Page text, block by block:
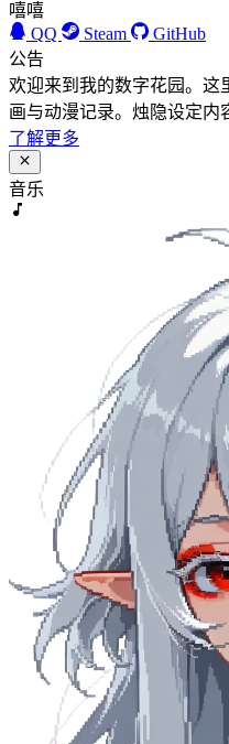
嘻嘻
QQ
Steam
GitHub
公告
欢迎来到我的数字花园。这
画与动漫记录。烛隐设定内
了解更多
音乐